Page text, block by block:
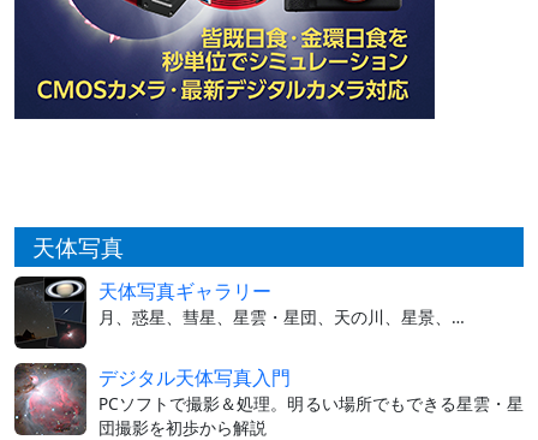
天体写真
天体写真ギャラリー
月、惑星、彗星、星雲・星団、天の川、星景、…
デジタル天体写真入門
PCソフトで撮影＆処理。明るい場所でもできる星雲・星
団撮影を初歩から解説